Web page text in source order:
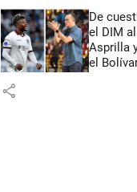
De
el DIM
Asprilla
el
share